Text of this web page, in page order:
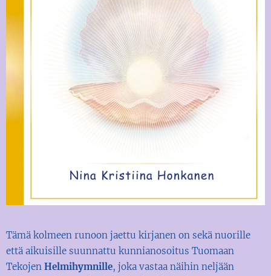
Tämä kolmeen runoon jaettu kirjanen on sekä nuorille
että aikuisille suunnattu kunnianosoitus Tuomaan
Tekojen Helmihymnille, joka vastaa näihin nel­jään